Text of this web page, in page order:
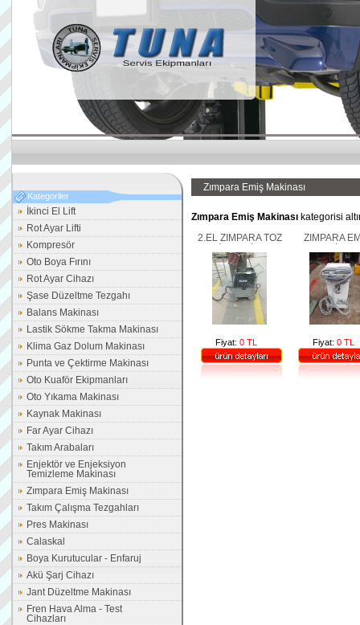
Kategoriler
İkinci El Lift
Rot Ayar Lifti
Kompresör
Oto Boya Fırını
Rot Ayar Cihazı
Şase Düzeltme Tezgahı
Balans Makinası
Lastik Sökme Takma Makinası
Klima Gaz Dolum Makinası
Punta ve Çektirme Makinası
Oto Kuaför Ekipmanları
Oto Yıkama Makinası
Kaynak Makinası
Far Ayar Cihazı
Takım Arabaları
Enjektör ve Enjeksiyon
Temizleme Makinası
Zımpara Emiş Makinası
Takım Çalışma Tezgahları
Pres Makinası
Calaskal
Boya Kurutucular - Enfaruj
Akü Şarj Cihazı
Jant Düzeltme Makinası
Fren Hava Alma - Test
Cihazları
Zımpara Emiş Makinası
Zımpara Emiş Makinası kategorisi
2.EL ZIMPARA TOZ
RUPES KS260 İKİNCİ
EL
Fiyat:0 TL
ZIMPARA
Fiyat: 0 TL